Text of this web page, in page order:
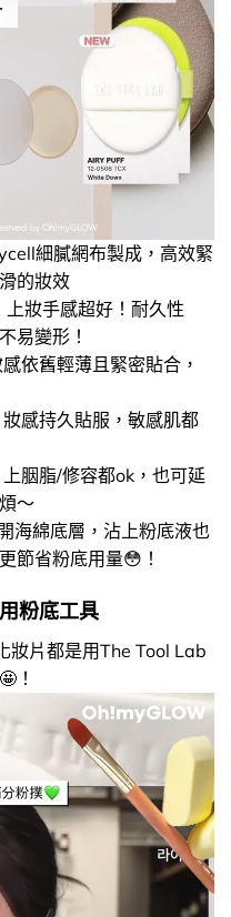
細膩網布製成，高效緊
的妝效
妝手感超好！耐久性
易變形！
依舊輕薄且緊密貼合，
感持久貼服，敏感肌都
胭脂/修容都ok，也可延
～
海綿底層，沾上粉底液也
節省粉底用量😳​！
粉底工具
妝片都是用The Tool Lab
！